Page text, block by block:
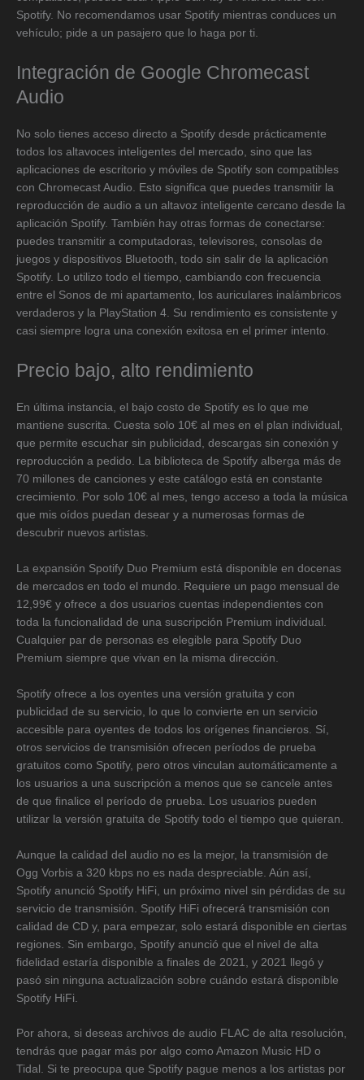
Spotify. No recomendamos usar Spotify mientras conduces un
vehículo; pide a un pasajero que lo haga por ti.
Integración de Google Chromecast
Audio
No solo tienes acceso directo a Spotify desde prácticamente
todos los altavoces inteligentes del mercado, sino que las
aplicaciones de escritorio y móviles de Spotify son compatibles
con Chromecast Audio. Esto significa que puedes transmitir la
reproducción de audio a un altavoz inteligente cercano desde la
aplicación Spotify. También hay otras formas de conectarse:
puedes transmitir a computadoras, televisores, consolas de
juegos y dispositivos Bluetooth, todo sin salir de la aplicación
Spotify. Lo utilizo todo el tiempo, cambiando con frecuencia
entre el Sonos de mi apartamento, los auriculares inalámbricos
verdaderos y la PlayStation 4. Su rendimiento es consistente y
casi siempre logra una conexión exitosa en el primer intento.
Precio bajo, alto rendimiento
En última instancia, el bajo costo de Spotify es lo que me
mantiene suscrita. Cuesta solo 10€ al mes en el plan individual,
que permite escuchar sin publicidad, descargas sin conexión y
reproducción a pedido. La biblioteca de Spotify alberga más de
70 millones de canciones y este catálogo está en constante
crecimiento. Por solo 10€ al mes, tengo acceso a toda la música
que mis oídos puedan desear y a numerosas formas de
descubrir nuevos artistas.
La expansión Spotify Duo Premium está disponible en docenas
de mercados en todo el mundo. Requiere un pago mensual de
12,99€ y ofrece a dos usuarios cuentas independientes con
toda la funcionalidad de una suscripción Premium individual.
Cualquier par de personas es elegible para Spotify Duo
Premium siempre que vivan en la misma dirección.
Spotify ofrece a los oyentes una versión gratuita y con
publicidad de su servicio, lo que lo convierte en un servicio
accesible para oyentes de todos los orígenes financieros. Sí,
otros servicios de transmisión ofrecen períodos de prueba
gratuitos como Spotify, pero otros vinculan automáticamente a
los usuarios a una suscripción a menos que se cancele antes
de que finalice el período de prueba. Los usuarios pueden
utilizar la versión gratuita de Spotify todo el tiempo que quieran.
Aunque la calidad del audio no es la mejor, la transmisión de
Ogg Vorbis a 320 kbps no es nada despreciable. Aún así,
Spotify anunció Spotify HiFi, un próximo nivel sin pérdidas de su
servicio de transmisión. Spotify HiFi ofrecerá transmisión con
calidad de CD y, para empezar, solo estará disponible en ciertas
regiones. Sin embargo, Spotify anunció que el nivel de alta
fidelidad estaría disponible a finales de 2021, y 2021 llegó y
pasó sin ninguna actualización sobre cuándo estará disponible
Spotify HiFi.
Por ahora, si deseas archivos de audio FLAC de alta resolución,
tendrás que pagar más por algo como Amazon Music HD o
Tidal. Si te preocupa que Spotify pague menos a los artistas por